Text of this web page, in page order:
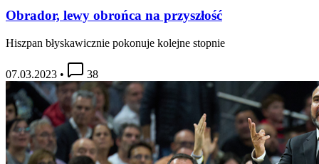
Obrador, lewy obrońca na przyszłość
Hiszpan błyskawicznie pokonuje kolejne stopnie
07.03.2023 • 38